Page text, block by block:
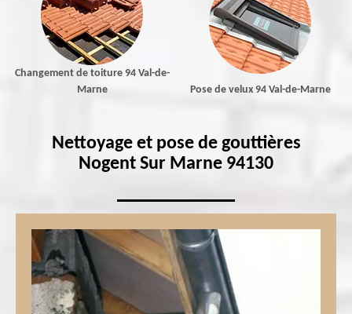
Changement de toiture 94 Val-de-
Marne
Pose de velux 94 Val-de-Marne
Nettoyage et pose de gouttières
Nogent Sur Marne 94130